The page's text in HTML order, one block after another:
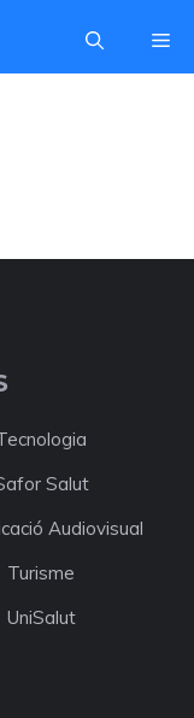
Salut
Audiovisual
Turisme
UniSalut